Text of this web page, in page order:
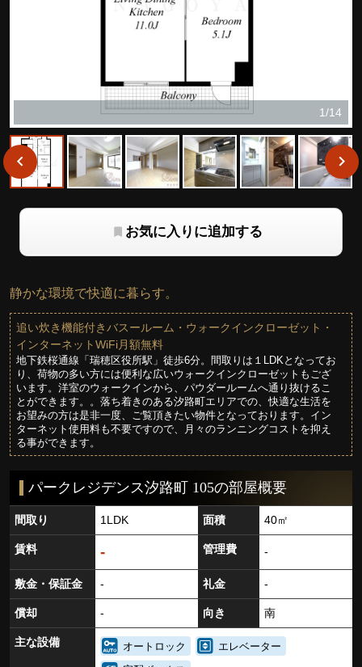
1/14
お気に入りに追加する
静かな環境で快適に暮らす。
追い炊き機能付きバスールーム・ウォークインクローゼット・
インターネットWiFi月額無料
地下鉄桜通線「瑞穂区役所駅」徒歩6分。間取りは１LDKとなってお
り、荷物の多い方には便利な広いウォークインクローゼットもござ
います。洋室のウォークインから、パウダールームへ通り抜けるこ
とができます。。落ち着きのある汐路町エリアでの、快適な生活を
お望みの方は是非一度、ご覧頂きたい物件となっております。イン
ターネット使用料も不要ですので、月々のランニングコストを抑え
る事ができます。
パークレジデンス汐路町 105の部屋概要
間取り 1LDK 面積 40㎡
賃料 - 管理費 -
敷金・保証金 - 礼金 -
償却 - 向き 南
主な設備 オートロック
エレベーター